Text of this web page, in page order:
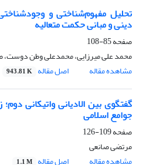
تحلیل مفهوم‌شناختی و
دینی و مبانی حکمت متعالیه
صفحه85-108
محمد علی میرزایی، محمدعلی وطن
مشاهده مقاله
اصل مقاله 943.81 K
گفتگوی بین الادیانی واتیکانی
جوامع اسلامی
صفحه109-126
مرتضی صانعی
مشاهده مقاله
اصل مقاله 1.1 M